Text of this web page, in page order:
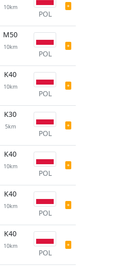
10km
POL
M50
10km
POL
K40
10km
POL
K30
5km
POL
K40
10km
POL
K40
10km
POL
K40
10km
POL